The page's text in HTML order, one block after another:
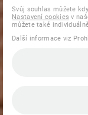
Svůj souhlas můžete
Nastavení cookies v
můžete také
Další informace viz